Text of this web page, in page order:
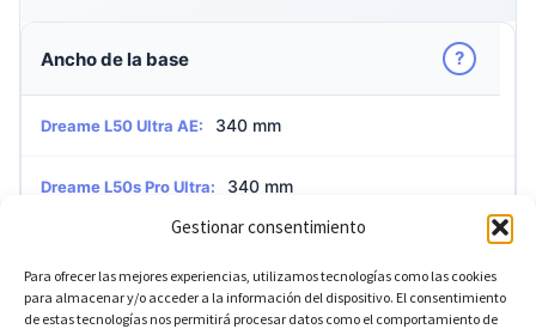
Gestionar consentimiento
Para ofrecer las mejores experiencias, utilizamos tecnologías como las cookies
para almacenar y/o acceder a la información del dispositivo. El consentimiento
de estas tecnologías nos permitirá procesar datos como el comportamiento de
Ancho de la base ?
Dreame L50 Ultra AE: 340 mm
Dreame L50s Pro Ultra: 340 mm
Altura de la base ?